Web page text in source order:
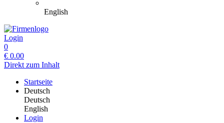
English
Login
0
€ 0.00
Direkt zum Inhalt
Startseite
Deutsch
Deutsch
English
Login